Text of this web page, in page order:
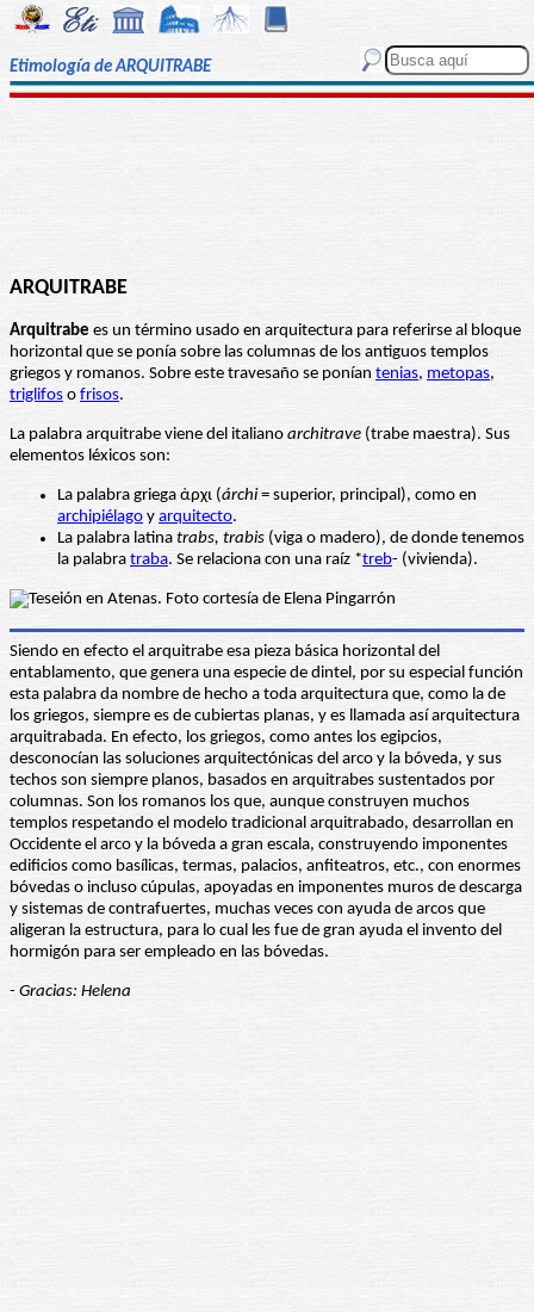
Etimología de ARQUITRABE
ARQUITRABE
Arquitrabe es un término usado en arquitectura para referirse al bloque
horizontal que se ponía sobre las columnas de los antiguos templos
griegos y romanos. Sobre este travesaño se ponían tenias, metopas,
triglifos o frisos.
La palabra arquitrabe viene del italiano architrave (trabe maestra). Sus
elementos léxicos son:
La palabra griega ἀρχι (árchi= superior, principal), como en
archipiélago y arquitecto.
La palabra latina trabs, trabis (viga o madero), de donde tenemos
la palabra traba. Se relaciona con una raíz *treb- (vivienda).
Siendo en efecto el arquitrabe esa pieza básica horizontal del
entablamento, que genera una especie de dintel, por su especial función
esta palabra da nombre de hecho a toda arquitectura que, como la de
los griegos, siempre es de cubiertas planas, y es llamada así arquitectura
arquitrabada. En efecto, los griegos, como antes los egipcios,
desconocían las soluciones arquitectónicas del arco y la bóveda, y sus
techos son siempre planos, basados en arquitrabes sustentados por
columnas. Son los romanos los que, aunque construyen muchos
templos respetando el modelo tradicional arquitrabado, desarrollan en
Occidente el arco y la bóveda a gran escala, construyendo imponentes
edificios como basílicas, termas, palacios, anfiteatros, etc., con enormes
bóvedas o incluso cúpulas, apoyadas en imponentes muros de descarga
y sistemas de contrafuertes, muchas veces con ayuda de arcos que
aligeran la estructura, para lo cual les fue de gran ayuda el invento del
hormigón para ser empleado en las bóvedas.
- Gracias: Helena